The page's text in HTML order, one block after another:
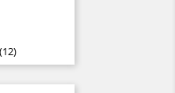
(12)